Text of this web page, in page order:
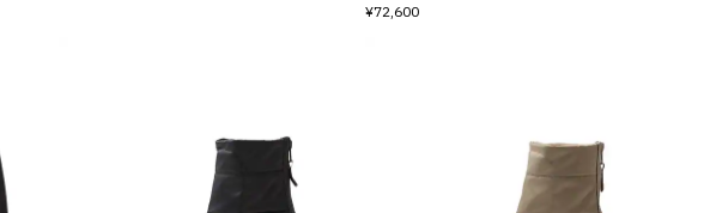
¥72,600